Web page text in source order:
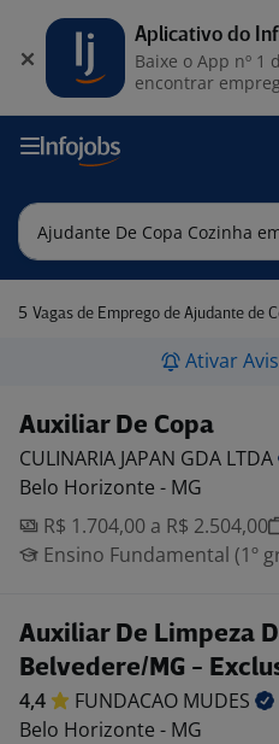
5 Vagas de Emprego de Ajudante de Copa
Ativar
Auxiliar De Copa
CULINARIA JAPAN GDA LTDA
Belo Horizonte - MG
R$ 1.704,00 a R$ 2.504,00
Ensino Fundamental (1º
Auxiliar De Limpeza
Belvedere/MG -
4,4 FUNDACAO MUDES
Belo Horizonte - MG
Aplicativo do
Baixe o App nº 1
encontrar